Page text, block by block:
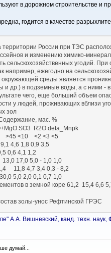
в дорожном строительстве и
годится в качестве
территории России при ТЭС
и изменению химико-
сельскохозяйственных угодий.
например, ежегодно на
окружающей среды является
и др.) в подземные воды, а с ними -
чего, еще больший объем
у людей, проживающих вблизи
зол
Содержание, мас. %
SO3 R2O deta_Mnpk
>45 <10 <2 <3 <5
4,6 1,8 0,9 3,5
0,6 4,1 1,2
17,0 5,0 - 1,0 1,0
11,8 4,7 3,4 0,3 - 8,2
5,0 2,0 0,1 0,7 1,0
в земной коре 61,2 15,4 6,6
золы-унос Рефтинской ГРЭС
А.А. Вишневский, канд. техн.
думай...